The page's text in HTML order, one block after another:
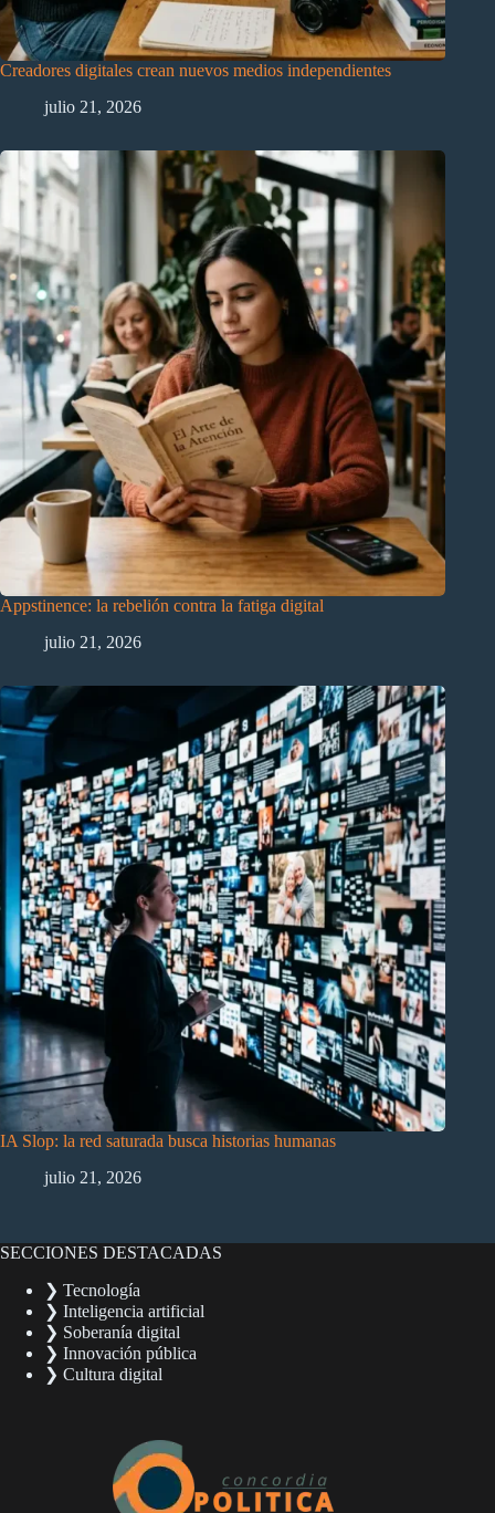
Creadores digitales crean nuevos medios independientes
julio 21, 2026
Appstinence: la rebelión contra la fatiga digital
julio 21, 2026
IA Slop: la red saturada busca historias humanas
julio 21, 2026
SECCIONES DESTACADAS
❯ Tecnología
❯ Inteligencia artificial
❯ Soberanía digital
❯ Innovación pública
❯ Cultura digital